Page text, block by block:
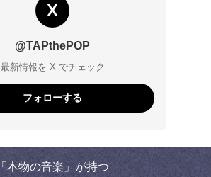
X
@TAPthePOP
最新情報を X でチェック
フォローする
「本物の音楽」が持つ